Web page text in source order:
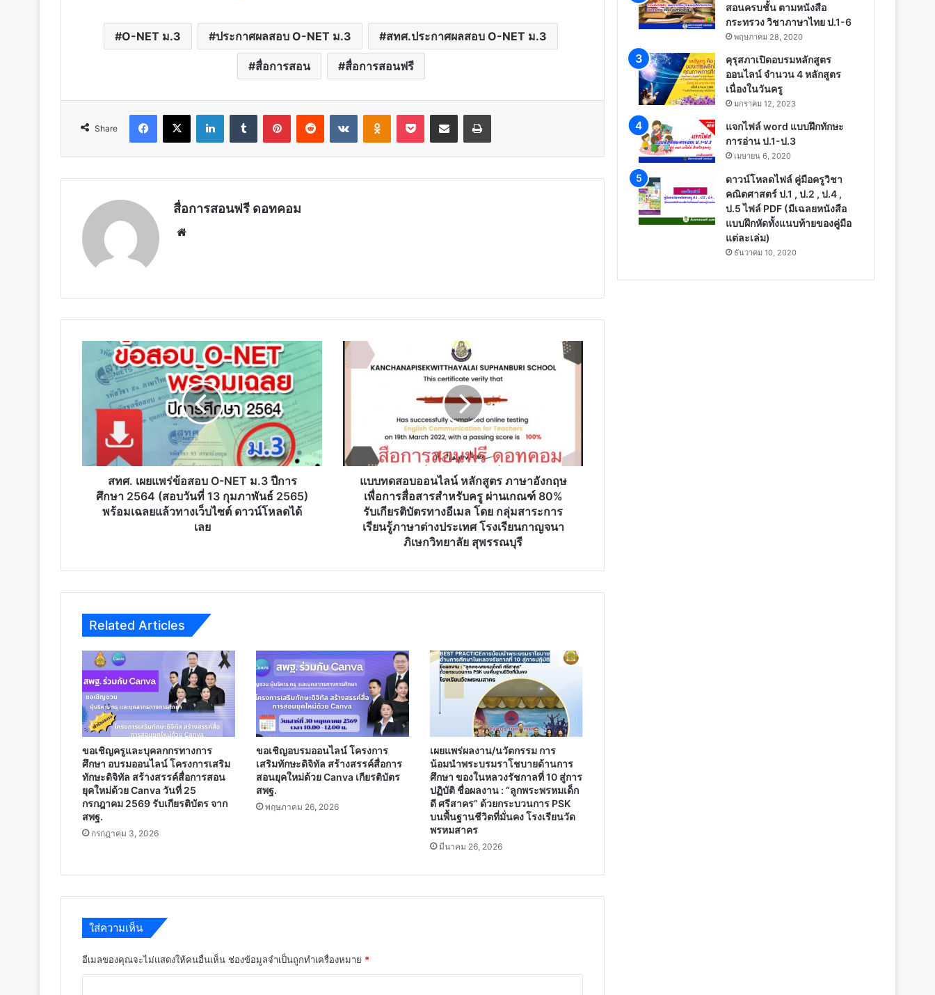
O-NET ม.3 ประกาศผลสอบ O-NET ม.3 สทศ.ประกาศผลสอบ O-NET ม.3
สื่อการสอน สื่อการสอนฟรี
Share
Facebook
X LinkedInTumblr PinterestReddit VKontakteOdnoklassniki
Pocket Share via Email Print
สื่อการสอนฟรี ดอทคอม
สทศ.
แพร่
ข้อสอบ
การ
2564
พร้อม
แล้ว
ทาง
เว็บไซต์
ดาวน์โหลด
ได้
เลย
สทศ. เผยแพร่ข้อสอบ O-NET ม.3 ปีการ
ศึกษา 2564 (สอบวันที่ 13 กุมภาพันธ์ 2565)
พร้อมเฉลยแล้วทางเว็บไซต์ ดาวน์โหลดได้
เลย
แบบ
ทดสอบ
การ
สื่อสาร
สำหรับ
เกณฑ์
ทาง
สาระ
การ
เรียน
รู้
ภาษา
ต่าง
โรง
เรียน
แบบทดสอบออนไลน์ หลักสูตร ภาษาอังกฤษ
เพื่อการสื่อสารสำหรับครู ผ่านเกณฑ์ 80%
รับเกียรติบัตรทางอีเมล โดย กลุ่มสาระการ
เรียนรู้ภาษาต่างประเทศ โรงเรียนกาญจนา
ภิเษกวิทยาลัย สุพรรณบุรี
Related Articles
ขอเชิญครูและบุคลกกรทางการ
ศึกษา อบรมออนไลน์ โครงการเสริม
ทักษะดิจิทัล สร้างสรรค์สื่อการสอน
ยุคใหม่ด้วย Canva วันที่ 25
กรกฎาคม 2569 รับเกียรติบัตร จาก
สพฐ.
กรกฎาคม 3, 2026
ขอเชิญอบรมออนไลน์ โครงการ
เสริมทักษะดิจิทัล สร้างสรรค์สื่อการ
สอนยุคใหม่ด้วย Canva เกียรติบัตร
สพฐ.
พฤษภาคม 26, 2026
เผยแพร่ผลงาน/นวัตกรรม การ
น้อมนำพระบรมราโชบายด้านการ
ศึกษา ของในหลวงรัชกาลที่ 10 สู่การ
ปฏิบัติ ชื่อผลงาน : “ลูกพระพรหมเด็ก
ดี ศรีสาคร” ด้วยกระบวนการ PSK
บนพื้นฐานชีวิตที่มั่นคง โรงเรียนวัด
พรหมสาคร
มีนาคม 26, 2026
ใส่ความเห็น
อีเมลของคุณจะไม่แสดงให้คนอื่นเห็น ช่องข้อมูลจำเป็นถูกทำเครื่องหมาย *
สอนครบชั้น ตามหนังสือ
กระทรวง วิชาภาษาไทย ป.1-6
พฤษภาคม 28, 2020
คุรุสภาเปิดอบรมหลักสูตร
ออนไลน์ จำนวน 4 หลักสูตร
เนื่องในวันครู
มกราคม 12, 2023
แจกไฟล์ word แบบฝึกทักษะ
การอ่าน ป.1-ป.3
เมษายน 6, 2020
ดาวน์โหลดไฟล์ คู่มือครูวิชา
คณิตศาสตร์ ป.1 , ป.2 , ป.4 ,
ป.5 ไฟล์ PDF (มีเฉลยหนังสือ
แบบฝึกหัดทั้งแนบท้ายของคู่มือ
แต่ละเล่ม)
ธันวาคม 10, 2020